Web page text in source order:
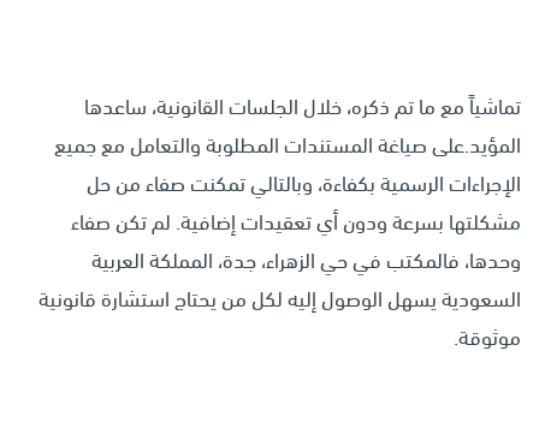
تماشياً مع ما تم ذكره، خلال الجلسات القانونية، ساعدها
المؤيد.على صياغة المستندات المطلوبة والتعامل مع جميع
الإجراءات الرسمية بكفاءة، وبالتالي تمكنت صفاء من حل
مشكلتها بسرعة ودون أي تعقيدات إضافية. لم تكن صفاء
وحدها، فالمكتب في حي الزهراء، جدة، المملكة العربية
السعودية يسهل الوصول إليه لكل من يحتاج استشارة قانونية
موثوقة.